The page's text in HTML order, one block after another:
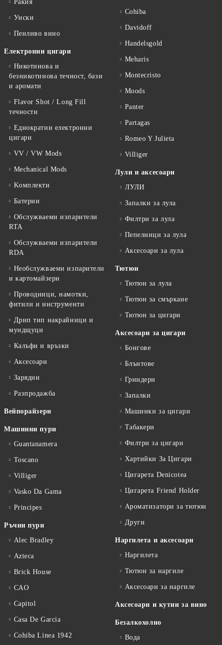
Ракия
Уиски
Пенливо вино
Електронни цигари
Никотинова и
безникотинова течност, бази
и аромати
Flavor Shot / Long Fill
течности
Еднократни електронни
цигари
VV / VW Mods
Mechanical Mods
Kомплекти
Батерии
Обслужваеми изпарители
RTA
Обслужваеми изпарители
RDA
Необслужваеми изпарители
и картомайзери
Проводници, намотки,
фитили и инструменти
Дрип тип накрайници и
мундщуци
Калъфи и връзки
Аксесоари
Зарядни
Разпродажба
Вейпорайзери
Машинни пури
Guantanamera
Toscano
Villiger
Vasko Da Gama
Principes
Ръчни пури
Alec Bradley
Azteca
Brick House
CAO
Capitol
Casa De Garcia
Cohiba Linea 1942
Cohiba
Davidoff
Handelsgold
Meharis
Montecristo
Moods
Panter
Partagas
Romeo Y Julieta
Villiger
Лули и аксесоари
ЛУЛИ
Запалки за лула
Филтри за лула
Пепелници за лула
Аксесоари за лула
Тютюн
Тютюн за лула
Тютюн за смъркане
Тютюн за цигари
Аксесоари за цигари
Бонгове
Блънтове
Гриндери
Запалки
Машинки за цигари
Табакери
Филтри за цигари
Хартийки За Цигари
Цигарета Denicotea
Цигарета Friend Holder
Ароматизатори за тютюн
Други
Наргилета и аксесоари
Наргилета
Тютюн за наргиле
Аксесоари за наргиле
Аксесоари и кутии за вино
Безалкохолно
Вода